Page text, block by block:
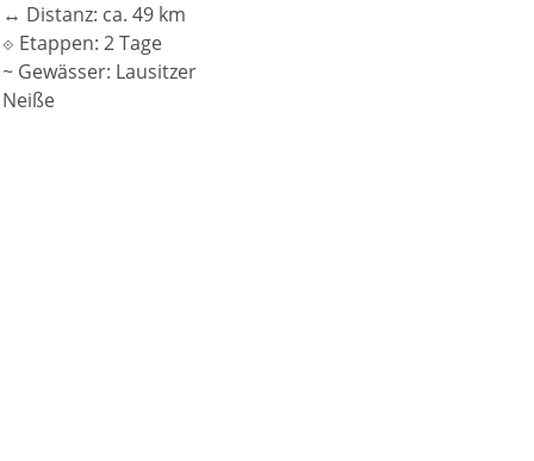
↔ Distanz: ca. 49 km
⟐ Etappen: 2 Tage
~ Gewässer: Lausitzer
Neiße